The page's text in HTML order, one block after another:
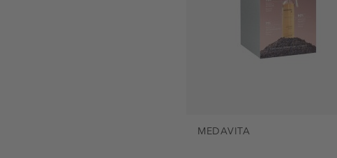
MEDAVITA